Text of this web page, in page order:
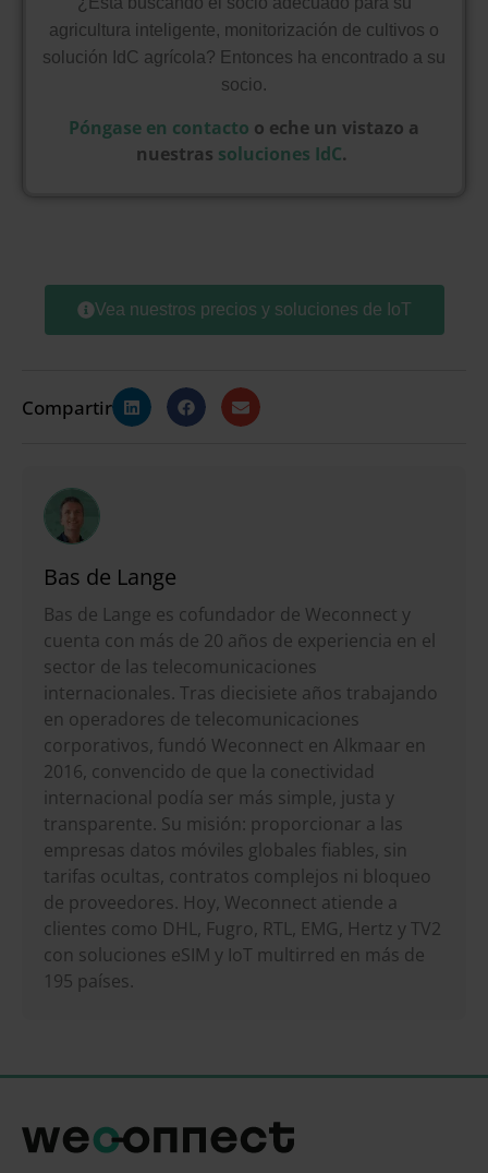
agricultura inteligente, monitorización de cultivos o
solución IdC agrícola? Entonces ha encontrado a su
socio.
Póngase en contacto o eche un vistazo a
nuestras soluciones IdC.
Vea nuestros precios y soluciones de IoT
Compartir
Bas de Lange
Bas de Lange es cofundador de Weconnect y
cuenta con más de 20 años de experiencia en el
sector de las telecomunicaciones
internacionales. Tras diecisiete años trabajando
en operadores de telecomunicaciones
corporativos, fundó Weconnect en Alkmaar en
2016, convencido de que la conectividad
internacional podía ser más simple, justa y
transparente. Su misión: proporcionar a las
empresas datos móviles globales fiables, sin
tarifas ocultas, contratos complejos ni bloqueo
de proveedores. Hoy, Weconnect atiende a
clientes como DHL, Fugro, RTL, EMG, Hertz y TV2
con soluciones eSIM y IoT multirred en más de
195 países.